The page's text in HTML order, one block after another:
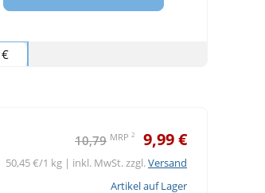
10,79 MRP 2 9,99 €
50,45 €/1 kg | inkl. MwSt. zzgl.Versand
Artikel auf Lager